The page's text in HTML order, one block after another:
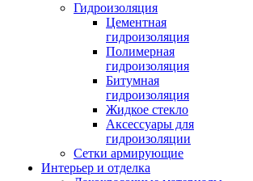
Гидроизоляция
Цементная
гидроизоляция
Полимерная
гидроизоляция
Битумная
гидроизоляция
Жидкое стекло
Аксессуары для
гидроизоляции
Сетки армирующие
Интерьер и отделка